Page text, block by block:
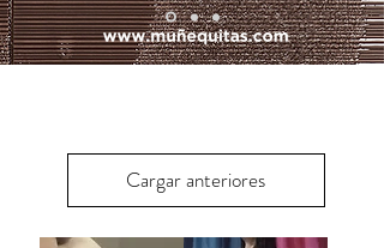
Cargar anteriores